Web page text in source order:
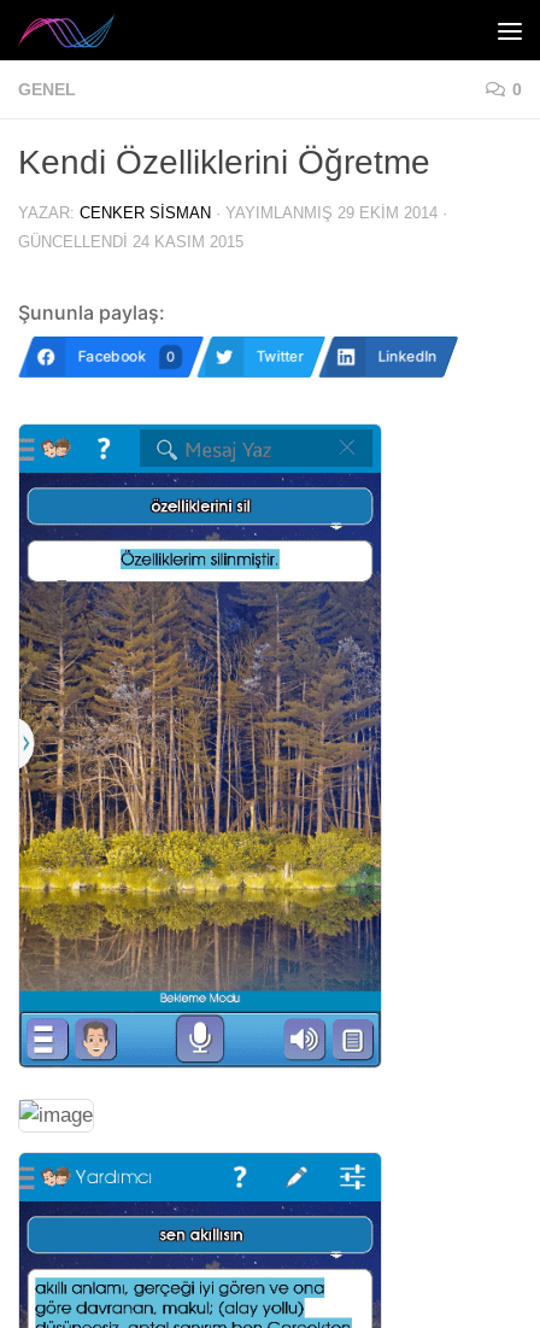
Skip to content
GENEL 0
Kendi Özelliklerini Öğretme
YAZAR: CENKER SISMAN · YAYIMLANMIŞ 29 EKIM 2014 ·
GÜNCELLENDI 24 KASIM 2015
Şununla paylaş:
Facebook 0 Twitter LinkedIn